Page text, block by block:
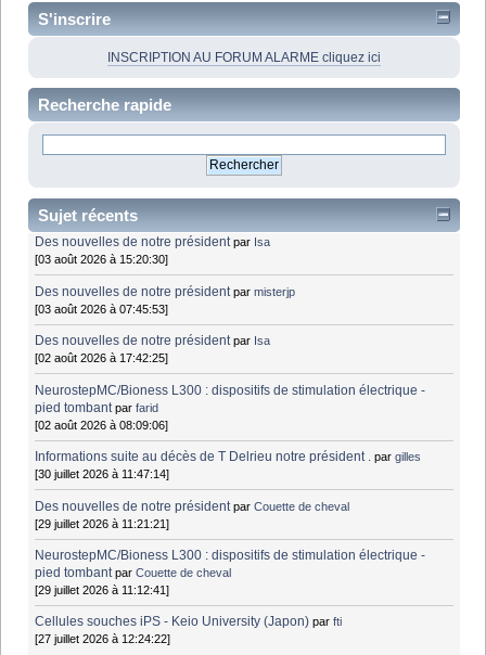
S'inscrire
INSCRIPTION AU FORUM ALARME cliquez ici
Recherche rapide
Sujet récents
Des nouvelles de notre président par Isa
[03 août 2026 à 15:20:30]
Des nouvelles de notre président parmisterjp
[03 août 2026 à 07:45:53]
Des nouvelles de notre président par Isa
[02 août 2026 à 17:42:25]
NeurostepMC/Bioness L300 : dispositifs de stimulation électrique -
pied tombant parfarid
[02 août 2026 à 08:09:06]
Informations suite au décès de T Delrieu notre président . pargilles
[30 juillet 2026 à 11:47:14]
Des nouvelles de notre président parCouette de cheval
[29 juillet 2026 à 11:21:21]
NeurostepMC/Bioness L300 : dispositifs de stimulation électrique -
pied tombant parCouette de cheval
[29 juillet 2026 à 11:12:41]
Cellules souches iPS - Keio University (Japon) parfti
[27 juillet 2026 à 12:24:22]